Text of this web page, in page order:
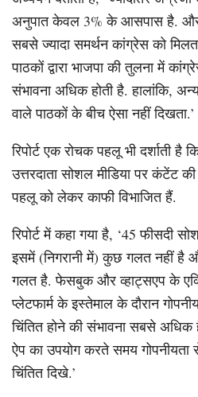
अनुपात केवल 3% के आसपास है.
सबसे ज्यादा समर्थन कांग्रेस को
पाठकों द्वारा भाजपा की तुलना में
संभावना अधिक होती है. हालांकि,
वाले पाठकों के बीच ऐसा नहीं दिखता.’
रिपोर्ट एक रोचक पहलू भी दर्शाती है
उत्तरदाता सोशल मीडिया पर कंटेंट
पहलू को लेकर काफी विभाजित हैं.
रिपोर्ट में कहा गया है, ‘45 फीसदी
इसमें (निगरानी में) कुछ गलत नहीं है
गलत है. फेसबुक और व्हाट्सएप के
प्लेटफार्म के इस्तेमाल के दौरान
चिंतित होने की संभावना सबसे
ऐप का उपयोग करते समय
चिंतित दिखे.’